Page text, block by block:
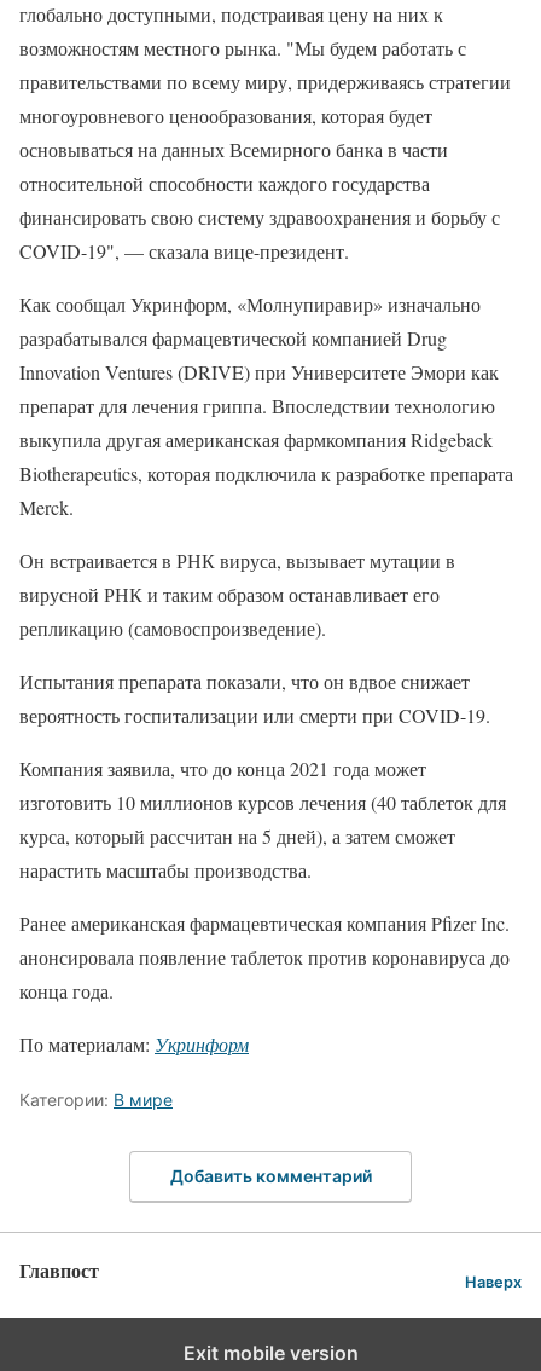
глобально доступными, подстраивая цену на них к
возможностям местного рынка. "Мы будем работать с
правительствами по всему миру, придерживаясь стратегии
многоуровневого ценообразования, которая будет
основываться на данных Всемирного банка в части
относительной способности каждого государства
финансировать свою систему здравоохранения и борьбу с
COVID-19", — сказала вице-президент.
Как сообщал Укринформ, «Молнупиравир» изначально
разрабатывался фармацевтической компанией Drug
Innovation Ventures (DRIVE) при Университете Эмори как
препарат для лечения гриппа. Впоследствии технологию
выкупила другая американская фармкомпания Ridgeback
Biotherapeutics, которая подключила к разработке препарата
Merck.
Он встраивается в РНК вируса, вызывает мутации в
вирусной РНК и таким образом останавливает его
репликацию (самовоспроизведение).
Испытания препарата показали, что он вдвое снижает
вероятность госпитализации или смерти при COVID-19.
Компания заявила, что до конца 2021 года может
изготовить 10 миллионов курсов лечения (40 таблеток для
курса, который рассчитан на 5 дней), а затем сможет
нарастить масштабы производства.
Ранее американская фармацевтическая компания Pfizer Inc.
анонсировала появление таблеток против коронавируса до
конца года.
По материалам: Укринформ
Категории: В мире
Добавить комментарий
Главпост Наверх
Exit mobile version